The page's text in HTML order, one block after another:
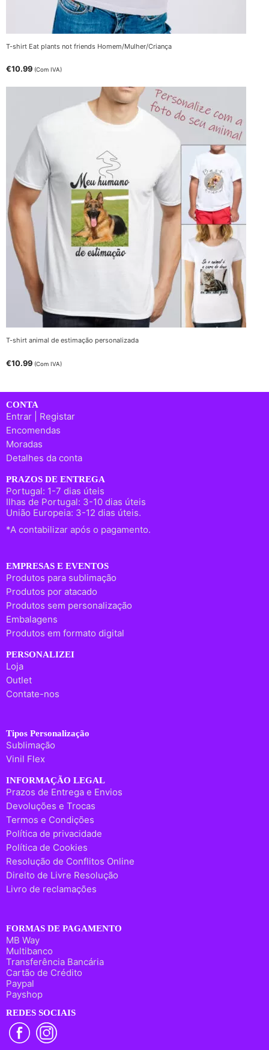
T-shirt Eat plants not friends Homem/Mulher/Criança
€10.99 (Com IVA)
T-shirt animal de estimação personalizada
€10.99 (Com IVA)
CONTA
Entrar | Registar
Encomendas
Moradas
Detalhes da conta
PRAZOS DE ENTREGA
Portugal: 1-7 dias úteis
Ilhas de Portugal: 3-10 dias úteis
União Europeia: 3-12 dias úteis.
*A contabilizar após o pagamento.
EMPRESAS E EVENTOS
Produtos para sublimação
Produtos por atacado
Produtos sem personalização
Embalagens
Produtos em formato digital
PERSONALIZEI
Loja
Outlet
Contate-nos
Tipos Personalização
Sublimação
Vinil Flex
INFORMAÇÃO LEGAL
Prazos de Entrega e Envios
Devoluções e Trocas
Termos e Condições
Política de privacidade
Política de Cookies
Resolução de Conflitos Online
Direito de Livre Resolução
Livro de reclamações
FORMAS DE PAGAMENTO
MB Way
Multibanco
Transferência Bancária
Cartão de Crédito
Paypal
Payshop
REDES SOCIAIS